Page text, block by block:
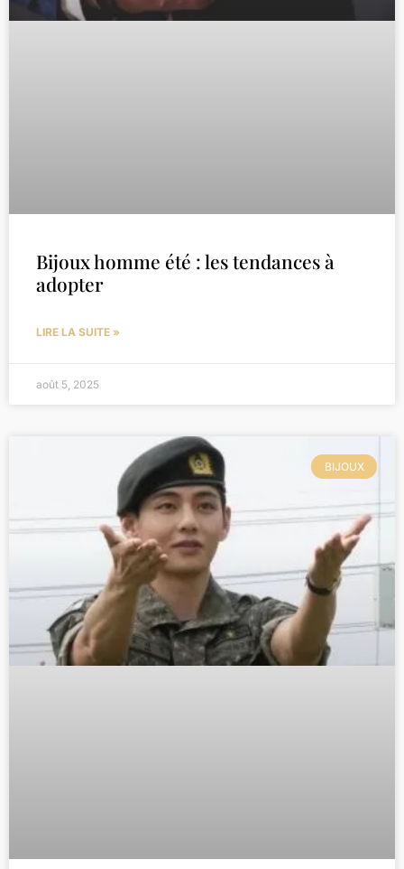
Bijoux homme été : les tendances à
adopter
LIRE LA SUITE »
août 5, 2025
BIJOUX